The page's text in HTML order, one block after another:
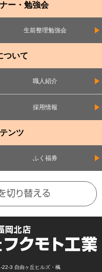
ー・勉強会
生前整理勉強会
ついて
職人紹介
採用情報
ンツ
ふく福券
22-3 自由ヶ丘ヒルズ・楓